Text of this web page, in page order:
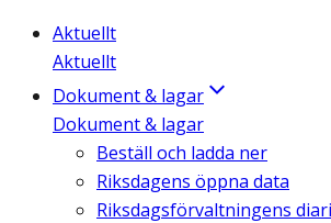
Aktuellt
Aktuellt
Dokument & lagar
Dokument & lagar
Beställ och ladda ner
Riksdagens öppna data
Riksdagsförvaltningens